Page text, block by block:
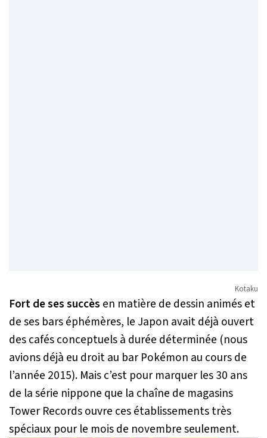
Kotaku
Fort de ses succès en matière de dessin animés et
de ses bars éphémères, le Japon avait déjà ouvert
des cafés conceptuels à durée déterminée (nous
avions déjà eu droit au bar Pokémon au cours de
l’année 2015). Mais c’est pour marquer les 30 ans
de la série nippone que la chaîne de magasins
Tower Records ouvre ces établissements très
spéciaux pour le mois de novembre seulement.